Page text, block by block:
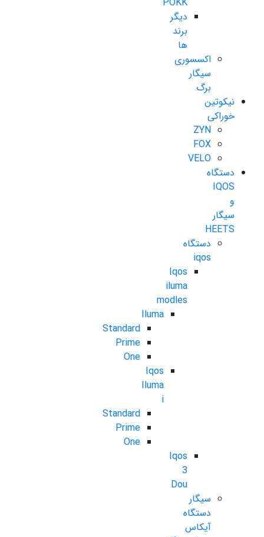
دیگر
برند
ها
اکسسوری
سیگار
برگ
نیکوتین
خوراکی
ZYN
FOX
VELO
دستگاه
IQOS
و
سیگار
HEETS
دستگاه
iqos
Iqos
iluma
modles
Iluma
Standard
Prime
One
Iqos
Iluma
i
Standard
Prime
One
Iqos
3
Dou
سیگار
دستگاه
آیکاس